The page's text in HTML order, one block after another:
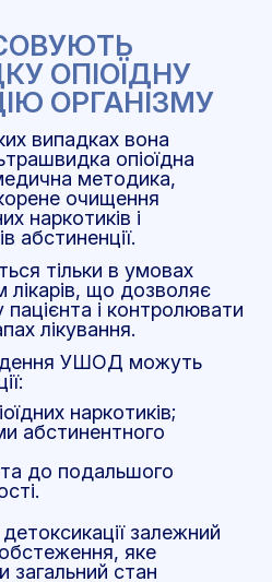
ОПІОЇДНУ
ОРГАНІЗМУ
випадках вона
опіоїдна
методика,
очищення
наркотиків і
абстиненції.
тільки в умовах
лікарів, що дозволяє
і контролювати
лікування.
УШОД можуть
наркотиків;
абстинентного
до подальшого
залежний
яке
загальний стан